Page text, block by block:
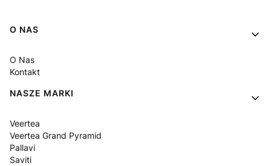
Linki w stopce
O NAS
O Nas
Kontakt
NASZE MARKI
Veertea
Veertea Grand Pyramid
Pallavi
Saviti